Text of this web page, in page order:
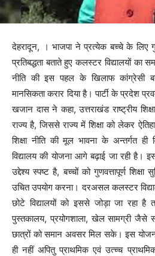
देहरादून, । भाजपा ने प्रत्येक बच्चे के लिए
प्रतिबद्धता बताते हुए कलस्टर विद्यालयों का
नीति की इस पहल के खिलाफ कांग्रेसी
मानसिकता करार दिया है। पार्टी के प्रदेश
खजान दास ने कहा, उत्तराखंड राष्ट्रीय
राज्य है, जिससे राज्य में शिक्षा को लेकर
शिक्षा नीति की मूल भावना के अन्तर्गत
विद्यालय की योजना आगे बढ़ाई जा रही है।
उद्देश्य स्पष्ट है, बच्चों को गुणवत्तापूर्ण
उचित उपयोग करना। दरअसल कलस्टर
छोटे विद्यालयों को इससे जोड़ा जा रहा है
पुस्तकालय, प्रयोगशाला, खेल सामग्री
छात्रों को समान अवसर मिल सके। इस
ही नहीं अपितु प्राथमिक एवं उत्च्च